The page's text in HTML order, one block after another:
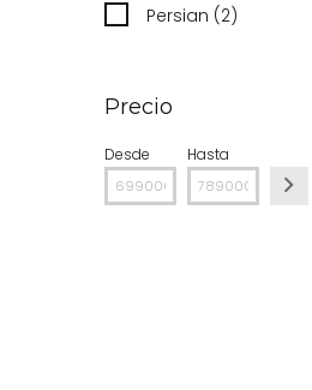
Persian (2)
Precio
Desde Hasta